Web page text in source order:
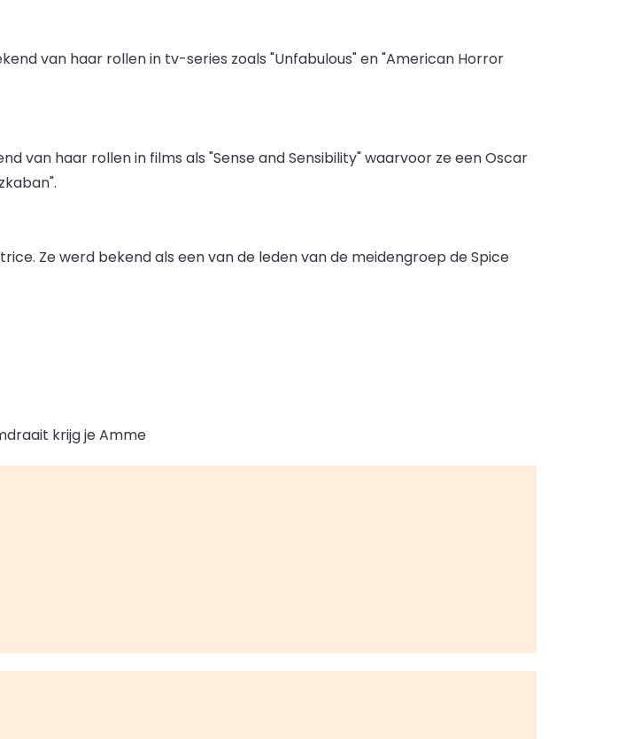
van haar rollen in tv-series zoals "Unfabulous" en "American Horror
van haar rollen in films als "Sense and Sensibility" waarvoor ze een Oscar
Ze werd bekend als een van de leden van de meidengroep de Spice
krijg je Amme